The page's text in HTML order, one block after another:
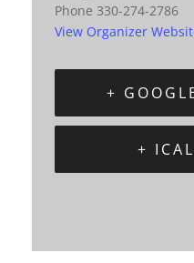
Phone 330-274-2786
View Organizer
+
+